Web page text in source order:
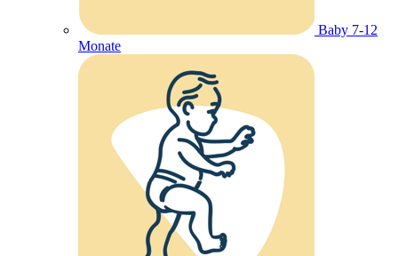
Baby 7-12
Monate